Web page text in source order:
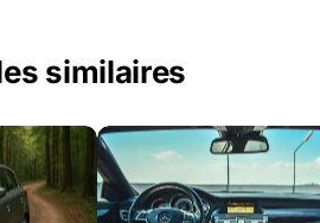
similaires